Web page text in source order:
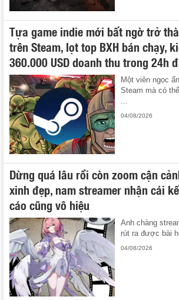
Tựa game indie mới bất ngờ trở
trên Steam, lọt top BXH bán chạy,
360.000 USD doanh thu trong 24h
Một viên ngọc
Steam mà có
...
04/08/2026
Dừng quá lâu rồi còn zoom cận
xinh đẹp, nam streamer nhận cái
cáo cũng vô hiệu
Anh chàng
rút ra được bài
04/08/2026